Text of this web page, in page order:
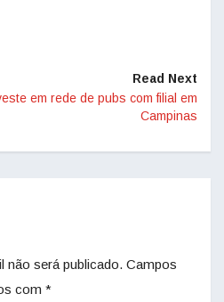
Read Next
em rede de pubs com filial em
Campinas
não será publicado. Campos
com *